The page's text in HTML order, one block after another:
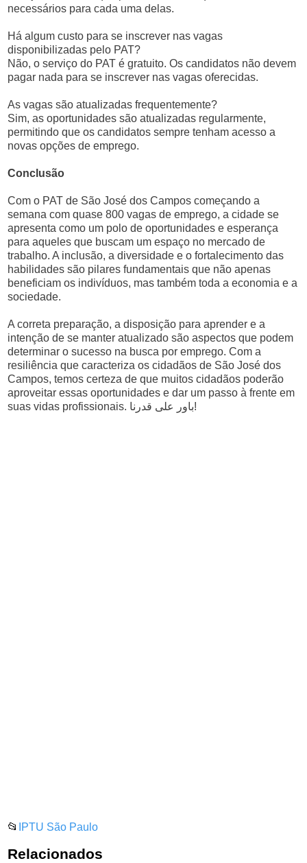
necessários para cada uma delas.
Há algum custo para se inscrever nas vagas
disponibilizadas pelo PAT?
Não, o serviço do PAT é gratuito. Os candidatos não devem
pagar nada para se inscrever nas vagas oferecidas.
As vagas são atualizadas frequentemente?
Sim, as oportunidades são atualizadas regularmente,
permitindo que os candidatos sempre tenham acesso a
novas opções de emprego.
Conclusão
Com o PAT de São José dos Campos começando a
semana com quase 800 vagas de emprego, a cidade se
apresenta como um polo de oportunidades e esperança
para aqueles que buscam um espaço no mercado de
trabalho. A inclusão, a diversidade e o fortalecimento das
habilidades são pilares fundamentais que não apenas
beneficiam os indivíduos, mas também toda a economia e a
sociedade.
A correta preparação, a disposição para aprender e a
intenção de se manter atualizado são aspectos que podem
determinar o sucesso na busca por emprego. Com a
resiliência que caracteriza os cidadãos de São José dos
Campos, temos certeza de que muitos cidadãos poderão
aproveitar essas oportunidades e dar um passo à frente em
suas vidas profissionais. باور على قدرنا!
📂 IPTU São Paulo
Relacionados